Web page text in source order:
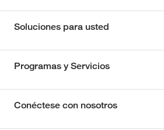
Soluciones para usted
Programas y Servicios
Conéctese con nosotros